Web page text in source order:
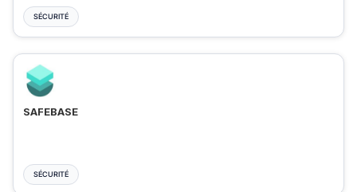
SÉCURITÉ
SAFEBASE
SÉCURITÉ